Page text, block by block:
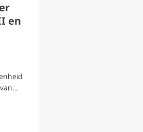
Volkeren
en
over diplomatie van JPII en